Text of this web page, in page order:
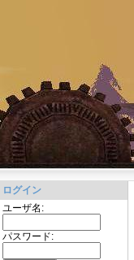
ログイン
ユーザ名:
パスワード: